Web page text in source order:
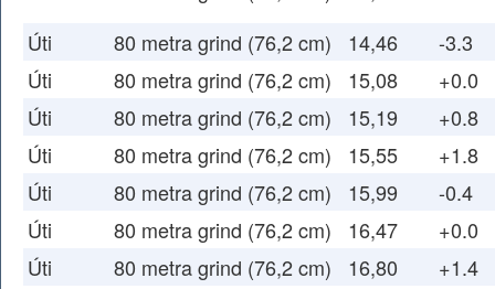
Úti
80 metra grind (76,2 cm) 14,46
-3.3
Úti
80 metra grind (76,2 cm) 15,08
+0.0
Úti
80 metra grind (76,2 cm) 15,19
+0.8
Úti
80 metra grind (76,2 cm) 15,55
+1.8
Úti
80 metra grind (76,2 cm) 15,99
-0.4
Úti
80 metra grind (76,2 cm) 16,47
+0.0
Úti
80 metra grind (76,2 cm) 16,80
+1.4